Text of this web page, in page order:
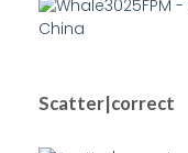
Scatter|correct